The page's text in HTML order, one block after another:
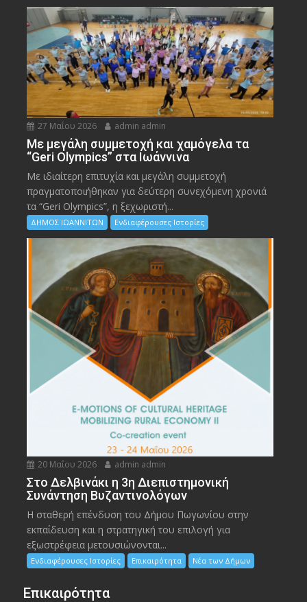
27 Μαΐου 2026 admin admin
Με μεγάλη συμμετοχή και χαμόγελα τα
“Geri Olympics” στα Ιωάννινα
Με ιδιαίτερη επιτυχία και μεγάλη συμμετοχή
πραγματοποιήθηκαν για δεύτερη συνεχόμενη χρονιά
τα “Geri Olympics”, η ξεχωριστή...
ΔΗΜΟΣ ΙΩΑΝΝΙΤΩΝ Ενδιαφέρουσες Ιστορίες
20 Μαΐου 2026 admin admin
Στο Δελβινάκι η 3η Διεπιστημονική
Συνάντηση Βυζαντινολόγων
Η σταθερή επένδυση του Δήμου Πωγωνίου στην
εκπαίδευση και η στρατηγική του επιλογή για
εξωστρέφεια μετουσιώνονται...
Ενδιαφέρουσες Ιστορίες Επικαιρότητα Νέα των Δήμων
Επικαιρότητα